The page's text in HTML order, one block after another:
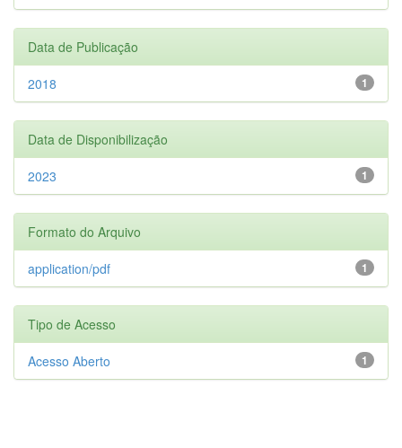
Data de Publicação
1
2018
Data de Disponibilização
1
2023
Formato do Arquivo
1
application/pdf
Tipo de Acesso
1
Acesso Aberto